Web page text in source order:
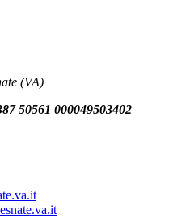
(VA)
50561 000049503402